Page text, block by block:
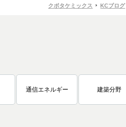
クボタケミックス KCブログ
通信エネルギー 建築分野